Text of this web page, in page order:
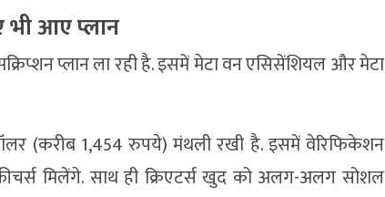
भी आए प्लान
प्लान ला रही है. इसमें मेटा वन एसिसेंशियल और मेटा
(करीब 1,454 रुपये) मंथली रखी है. इसमें वेरिफिकेशन
मिलेंगे. साथ ही क्रिएटर्स खुद को अलग-अलग सोशल